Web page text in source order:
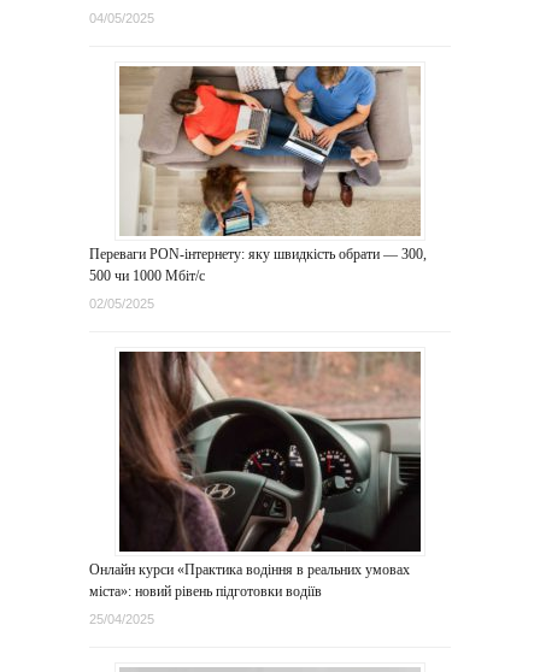
04/05/2025
Переваги PON-інтернету: яку швидкість обрати — 300,
500 чи 1000 Мбіт/с
02/05/2025
Онлайн курси «Практика водіння в реальних умовах
міста»: новий рівень підготовки водіїв
25/04/2025